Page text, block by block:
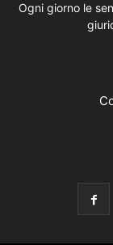
Ogni giorno le